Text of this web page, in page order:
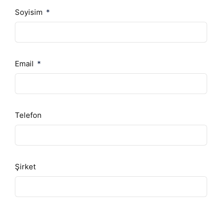
Soyisim
Email
Telefon
Şirket